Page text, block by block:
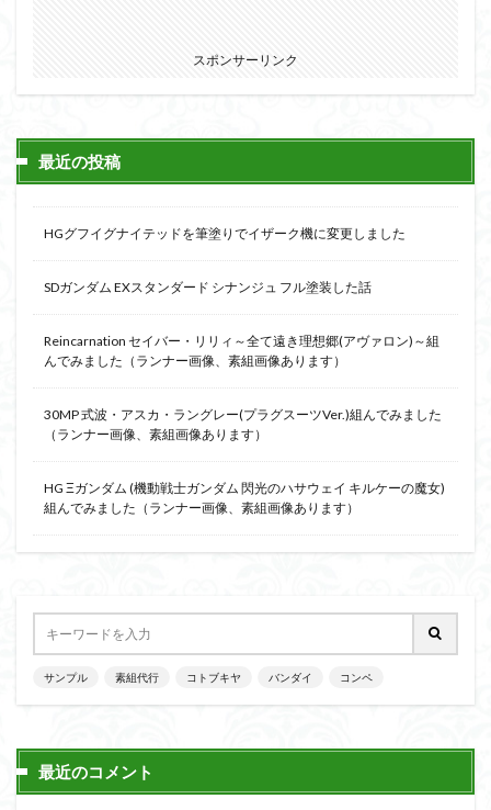
スポンサーリンク
最近の投稿
HGグフイグナイテッドを筆塗りでイザーク機に変更しました
SDガンダム EXスタンダード シナンジュ フル塗装した話
Reincarnation セイバー・リリィ～全て遠き理想郷(アヴァロン)～組
んでみました（ランナー画像、素組画像あります）
30MP 式波・アスカ・ラングレー(プラグスーツVer.)組んでみました
（ランナー画像、素組画像あります）
HG Ξガンダム (機動戦士ガンダム 閃光のハサウェイ キルケーの魔女)
組んでみました（ランナー画像、素組画像あります）
サンプル 素組代行 コトブキヤ バンダイ コンペ
最近のコメント